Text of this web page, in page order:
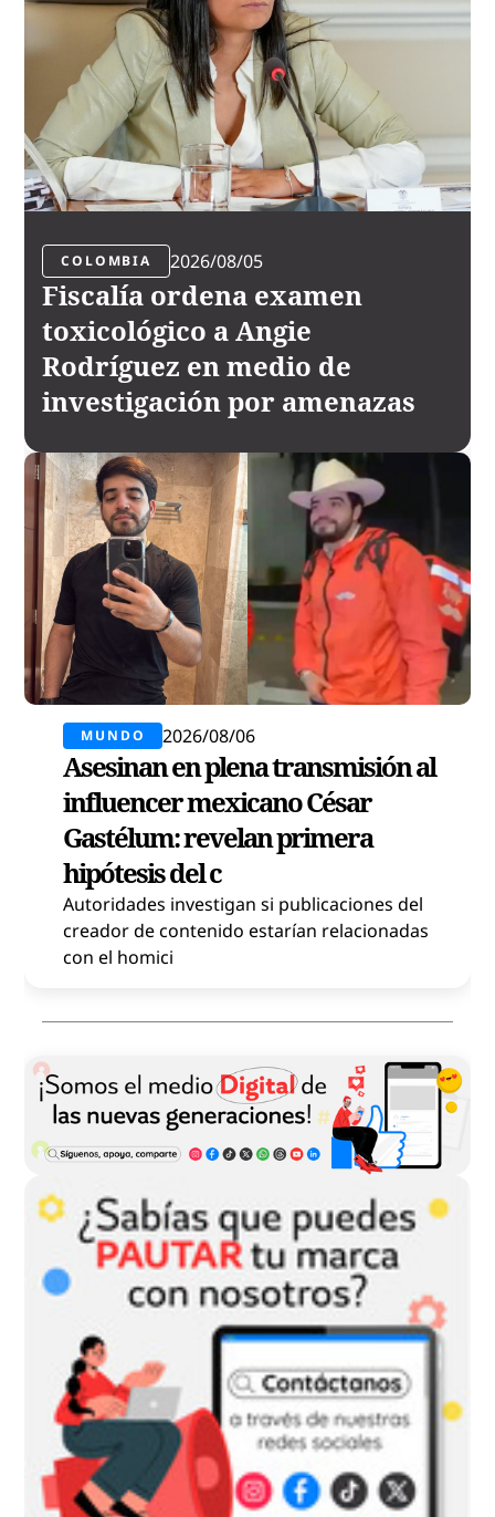
MUNDO 2026/08/06
Asesinan en plena transmisión al
influencer mexicano César
Gastélum: revelan primera
hipótesis del c
Autoridades investigan si publicaciones del
creador de contenido estarían relacionadas
con el homici
COLOMBIA 2026/08/05
Fiscalía ordena examen
toxicológico a Angie
Rodríguez en medio de
investigación por amenazas